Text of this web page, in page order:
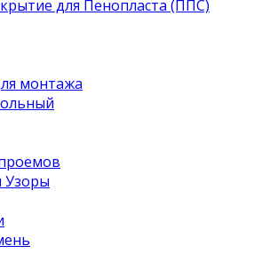
для Пенопласта (ППС)
монтажа
Узоры